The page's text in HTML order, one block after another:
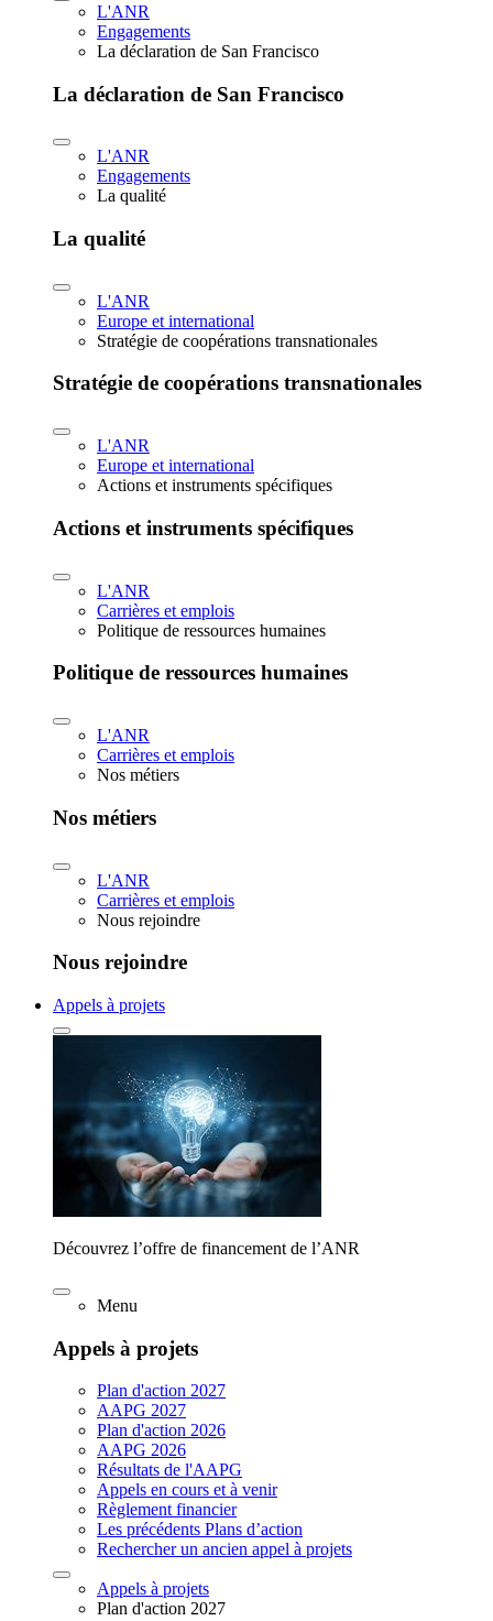
L'ANR
Engagements
La déclaration de San Francisco
La déclaration de San Francisco
L'ANR
Engagements
La qualité
La qualité
L'ANR
Europe et international
Stratégie de coopérations transnationales
Stratégie de coopérations transnationales
L'ANR
Europe et international
Actions et instruments spécifiques
Actions et instruments spécifiques
L'ANR
Carrières et emplois
Politique de ressources humaines
Politique de ressources humaines
L'ANR
Carrières et emplois
Nos métiers
Nos métiers
L'ANR
Carrières et emplois
Nous rejoindre
Nous rejoindre
Appels à projets
Découvrez l’offre de financement de l’ANR
Menu
Appels à projets
Plan d'action 2027
AAPG 2027
Plan d'action 2026
AAPG 2026
Résultats de l'AAPG
Appels en cours et à venir
Règlement financier
Les précédents Plans d’action
Rechercher un ancien appel à projets
Appels à projets
Plan d'action 2027